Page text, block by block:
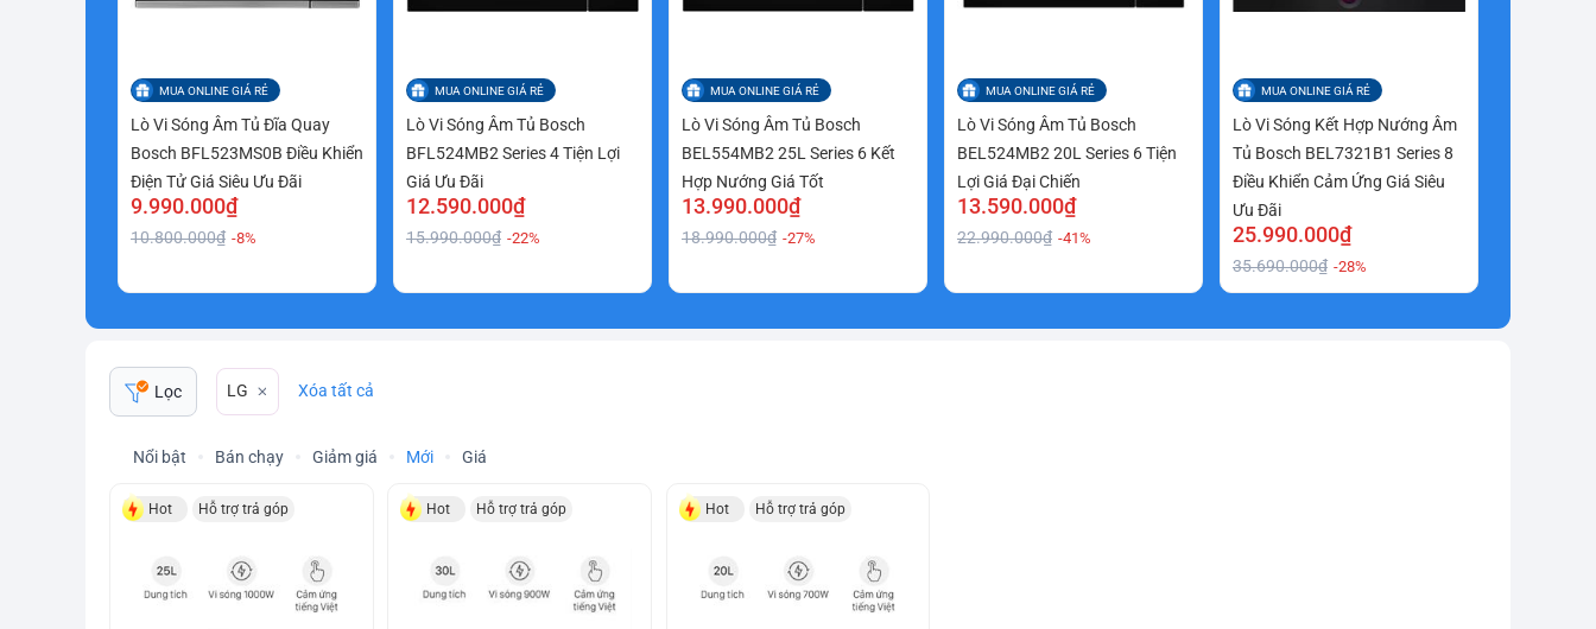
MUA ONLINE GIÁ RẺ
Lò Vi Sóng Âm Tủ Đĩa Quay
Bosch BFL523MS0B Điều Khiển
Điện Tử Giá Siêu Ưu Đãi
9.990.000₫
10.800.000₫ -8%
MUA ONLINE GIÁ RẺ
Lò Vi Sóng Âm Tủ Bosch
BFL524MB2 Series 4 Tiện Lợi
Giá Ưu Đãi
12.590.000₫
15.990.000₫ -22%
MUA ONLINE GIÁ RẺ
Lò Vi Sóng Âm Tủ Bosch
BEL554MB2 25L Series 6 Kết
Hợp Nướng Giá Tốt
13.990.000₫
18.990.000₫ -27%
MUA ONLINE GIÁ RẺ
Lò Vi Sóng Âm Tủ Bosch
BEL524MB2 20L Series 6 Tiện
Lợi Giá Đại Chiến
13.590.000₫
22.990.000₫ -41%
MUA ONLINE GIÁ RẺ
Lò Vi Sóng Kết Hợp Nướng Âm
Tủ Bosch BEL7321B1 Series 8
Điều Khiển Cảm Ứng Giá Siêu
Ưu Đãi
25.990.000₫
35.690.000₫ -28%
Lọc LG Xóa tất cả
Nổi bật Bán chạy Giảm giá Mới Giá
Hot Hỗ trợ trả góp Hot Hỗ trợ trả góp Hot Hỗ trợ trả góp